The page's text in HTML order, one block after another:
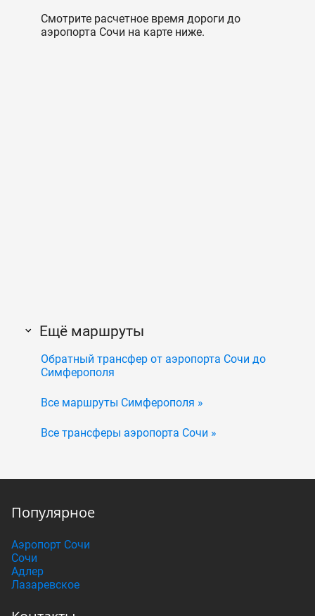
Смотрите расчетное время дороги до
аэропорта Сочи на карте ниже.
Ещё маршруты
Обратный трансфер от аэропорта Сочи до
Симферополя
Все маршруты Симферополя »
Все трансферы аэропорта Сочи »
Популярное
Аэропорт Сочи
Сочи
Адлер
Лазаревское